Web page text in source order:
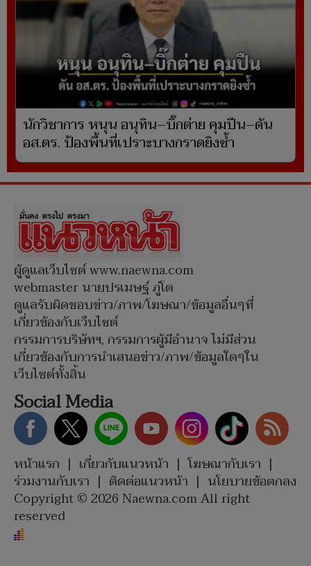
นักวิชาการ หนุน อนุทิน–บิ๊กต่าย คุมปืน–ดัน
อส.ตร. ป้องพื้นที่เปราะบางกราดยิงซ้ำ
ผู้ดูแลเว็บไซต์ www.naewna.com
webmaster นายปรเมษฐ์ ภู่โต
ดูแลรับผิดชอบข่าว/ภาพ/โฆษณา/ข้อมูลอื่นๆที่
เกี่ยวข้องกับเว็บไซต์
กรรมการบริษัทฯ, กรรมการผู้มีอำนาจ ไม่มีส่วน
เกี่ยวข้องกับการนำเสนอข่าว/ภาพ/ข้อมูลใดๆใน
เว็บไซต์ทั้งสิ้น
Social Media
หน้าแรก | เกี่ยวกับแนวหน้า | โฆษณากับเรา |
ร่วมงานกับเรา | ติดต่อแนวหน้า | นโยบายข้อตกลง
Copyright © 2026 Naewna.com All right
reserved